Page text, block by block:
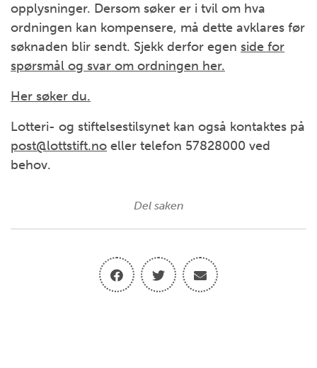
opplysninger. Dersom søker er i tvil om hva
ordningen kan kompensere, må dette avklares før
søknaden blir sendt. Sjekk derfor egen side for
spørsmål og svar om ordningen her.
Her søker du.
Lotteri- og stiftelsestilsynet kan også kontaktes på
post@lottstift.no eller telefon 57828000 ved
behov.
Del saken